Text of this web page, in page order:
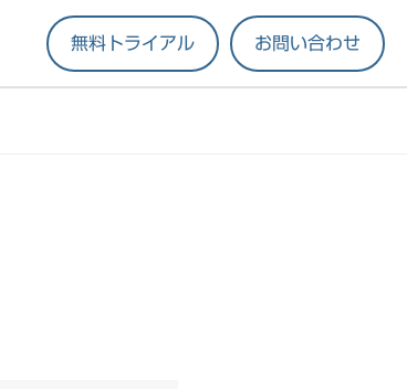
無料トライアル お問い合わせ